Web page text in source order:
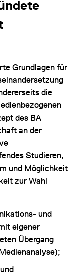
Grundlagen für
die
des BA
an der
Studieren,
und Möglichkeit
zur Wahl
und
eigener
Übergang